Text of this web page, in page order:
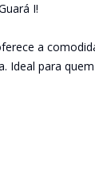
I!
a
Ideal para